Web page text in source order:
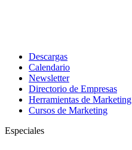
Descargas
Calendario
Newsletter
Directorio de Empresas
Herramientas de Marketing
Cursos de Marketing
Especiales